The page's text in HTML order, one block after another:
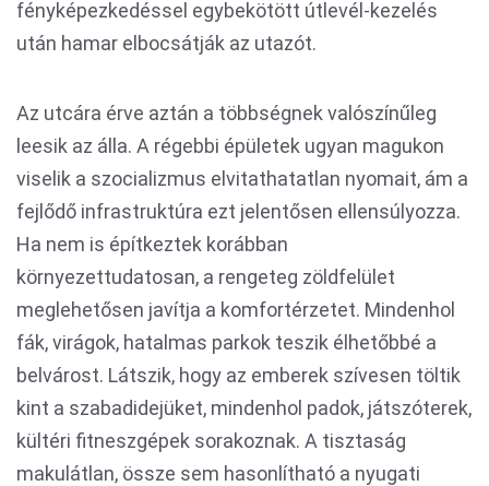
fényképezkedéssel egybekötött útlevél-kezelés
után hamar elbocsátják az utazót.
Az utcára érve aztán a többségnek valószínűleg
leesik az álla. A régebbi épületek ugyan magukon
viselik a szocializmus elvitathatatlan nyomait, ám a
fejlődő infrastruktúra ezt jelentősen ellensúlyozza.
Ha nem is építkeztek korábban
környezettudatosan, a rengeteg zöldfelület
meglehetősen javítja a komfortérzetet. Mindenhol
fák, virágok, hatalmas parkok teszik élhetőbbé a
belvárost. Látszik, hogy az emberek szívesen töltik
kint a szabadidejüket, mindenhol padok, játszóterek,
kültéri fitneszgépek sorakoznak. A tisztaság
makulátlan, össze sem hasonlítható a nyugati